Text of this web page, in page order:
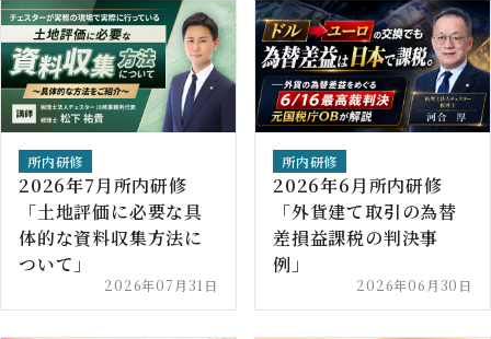
所内研修
2026年7月所内研修
「土地評価に必要な具
体的な資料収集方法に
ついて」
2026年07月31日
所内研修
2026年6月所内研修
「外貨建て取引の為替
差損益課税の判決事
例」
2026年06月30日